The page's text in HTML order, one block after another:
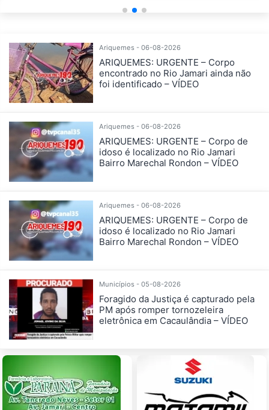
Ariquemes - 06-08-2026
ARIQUEMES: URGENTE – Corpo
encontrado no Rio Jamari ainda não
foi identificado – VÍDEO
Ariquemes - 06-08-2026
ARIQUEMES: URGENTE – Corpo de
idoso é localizado no Rio Jamari
Bairro Marechal Rondon – VÍDEO
Ariquemes - 06-08-2026
ARIQUEMES: URGENTE – Corpo de
idoso é localizado no Rio Jamari
Bairro Marechal Rondon – VÍDEO
Municípios - 05-08-2026
Foragido da Justiça é capturado pela
PM após romper tornozeleira
eletrônica em Cacaulândia – VÍDEO